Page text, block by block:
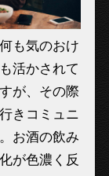
も気のおけ
活かされて
が、その際
きコミュニ
お酒の飲み
が色濃く反